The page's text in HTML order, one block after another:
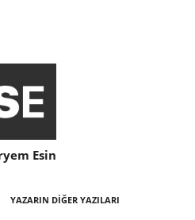
Esin
YAZARIN DİĞER YAZILARI